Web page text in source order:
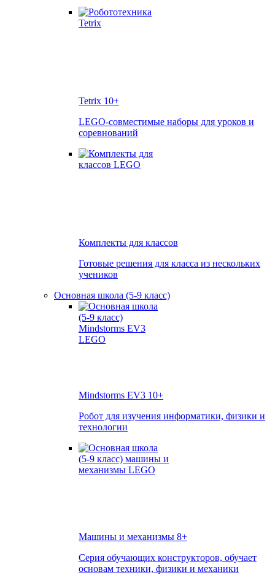
Tetrix 10+
LEGO-совместимые наборы для уроков и
соревнований
Комплекты для классов
Готовые решения для класса из нескольких
учеников
Основная школа (5-9 класс)
Mindstorms EV3 10+
Робот для изучения информатики, физики и
технологии
Машины и механизмы 8+
Серия обучающих конструкторов, обучает
основам техники, физики и механики